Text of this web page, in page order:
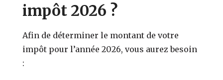
impôt 2026 ?
Afin de déterminer le montant de votre
impôt pour l’année 2026, vous aurez besoin
: